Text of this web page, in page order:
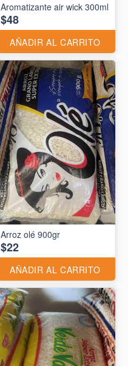
Aromatizante air wick 300ml
$48
AÑADIR AL CARRITO
Arroz olé 900gr
$22
AÑADIR AL CARRITO